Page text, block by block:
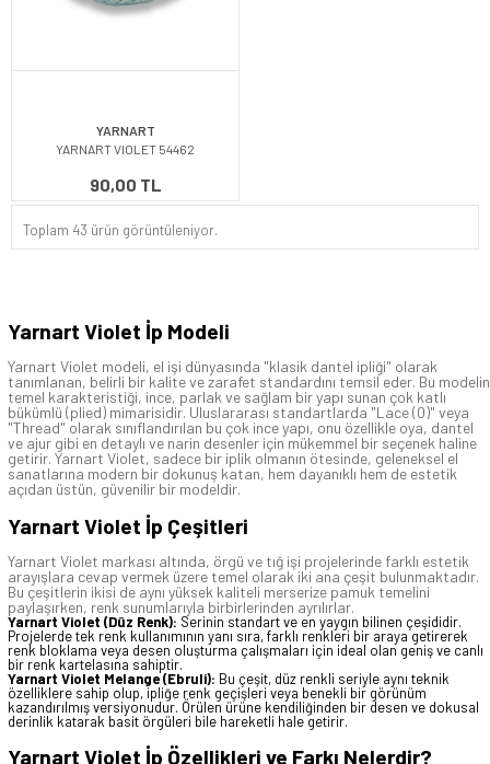
YARNART
YARNART VIOLET 54462
90,00 TL
Toplam 43 ürün görüntüleniyor.
Yarnart Violet İp Modeli
Yarnart Violet modeli, el işi dünyasında "klasik dantel ipliği" olarak
tanımlanan, belirli bir kalite ve zarafet standardını temsil eder. Bu modelin
temel karakteristiği, ince, parlak ve sağlam bir yapı sunan çok katlı
bükümlü (plied) mimarisidir. Uluslararası standartlarda "Lace (0)" veya
"Thread" olarak sınıflandırılan bu çok ince yapı, onu özellikle oya, dantel
ve ajur gibi en detaylı ve narin desenler için mükemmel bir seçenek haline
getirir. Yarnart Violet, sadece bir iplik olmanın ötesinde, geleneksel el
sanatlarına modern bir dokunuş katan, hem dayanıklı hem de estetik
açıdan üstün, güvenilir bir modeldir.
Yarnart Violet İp Çeşitleri
Yarnart Violet markası altında, örgü ve tığ işi projelerinde farklı estetik
arayışlara cevap vermek üzere temel olarak iki ana çeşit bulunmaktadır.
Bu çeşitlerin ikisi de aynı yüksek kaliteli merserize pamuk temelini
paylaşırken, renk sunumlarıyla birbirlerinden ayrılırlar.
Yarnart Violet (Düz Renk): Serinin standart ve en yaygın bilinen çeşididir.
Projelerde tek renk kullanımının yanı sıra, farklı renkleri bir araya getirerek
renk bloklama veya desen oluşturma çalışmaları için ideal olan geniş ve canlı
bir renk kartelasına sahiptir.
Yarnart Violet Melange (Ebruli): Bu çeşit, düz renkli seriyle aynı teknik
özelliklere sahip olup, ipliğe renk geçişleri veya benekli bir görünüm
kazandırılmış versiyonudur. Örülen ürüne kendiliğinden bir desen ve dokusal
derinlik katarak basit örgüleri bile hareketli hale getirir.
Yarnart Violet İp Özellikleri ve Farkı Nelerdir?